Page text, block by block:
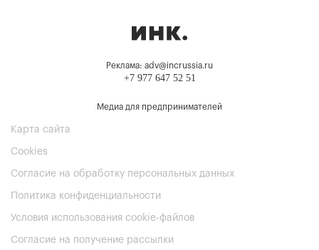
Реклама: adv@incrussia.ru
+7 977 647 52 51
Медиа для предпринимателей
Карта сайта
Cookies
Согласие на обработку персональных данных
Политика конфиденциальности
Условия использования cookie-файлов
Согласие на получение рассылки